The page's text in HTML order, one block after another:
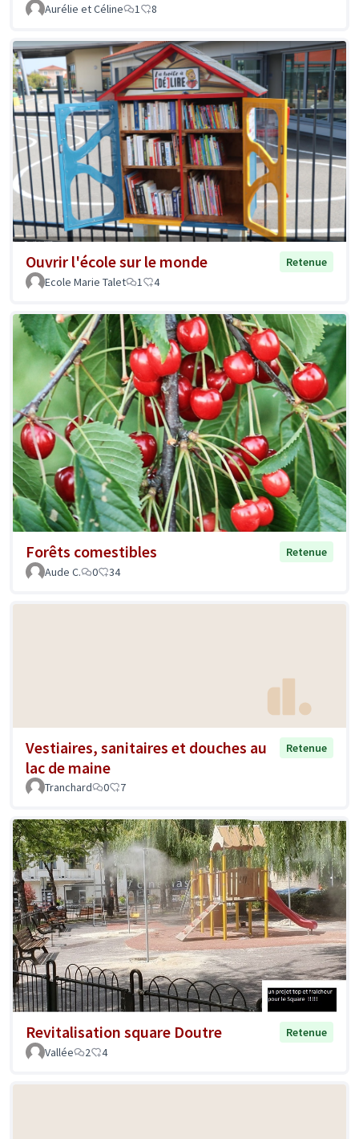
Aurélie et Céline 1 8
Ouvrir l'école sur le monde
Retenue
Ecole Marie Talet
1 4
Forêts comestibles
Retenue
Aude C.
0 34
Vestiaires, sanitaires et douches au
lac de maine
Retenue
Tranchard 0 7
Revitalisation square Doutre
Retenue
Vallée
2 4